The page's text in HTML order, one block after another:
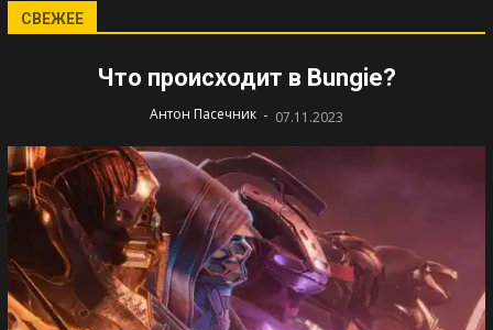
СВЕЖЕЕ
Что происходит в Bungie?
Антон Пасечник - 07.11.2023